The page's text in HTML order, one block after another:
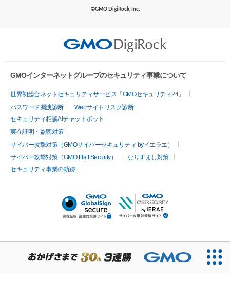
©GMO DigiRock, Inc.
GMOインターネットグループのセキュリティ事業について
世界初総合ネットセキュリティサービス「GMOセキュリティ24」
パスワード漏洩診断
Webサイトリスク診断
セキュリティ相談AIチャットボット
実在証明・盗聴対策
サイバー攻撃対策（GMOサイバーセキュリティ byイエラエ）
サイバー攻撃対策（GMO Flatt Security）
なりすまし対策
セキュリティ事業の軌跡